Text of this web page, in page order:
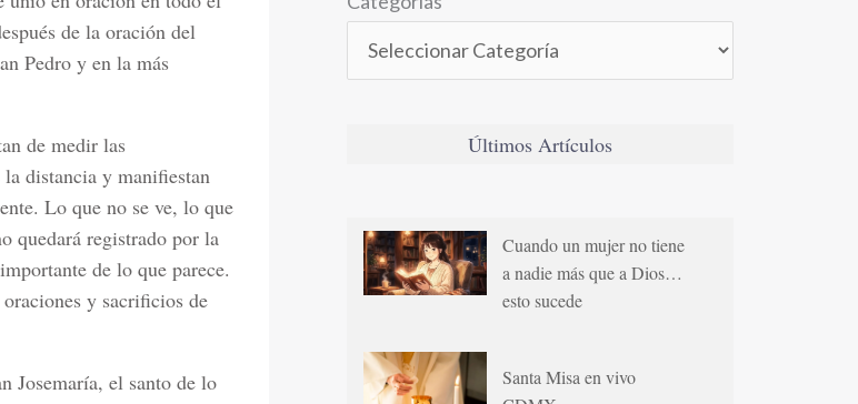
de la oración del
Pedro y en la más
de medir las
la distancia y manifiestan
Lo que no se ve, lo que
quedará registrado por la
de lo que parece.
y sacrificios de
Josemaría, el santo de lo
Últimos Artículos
Cuando un mujer no tiene
a nadie más que a Dios…
esto sucede
Santa Misa en vivo